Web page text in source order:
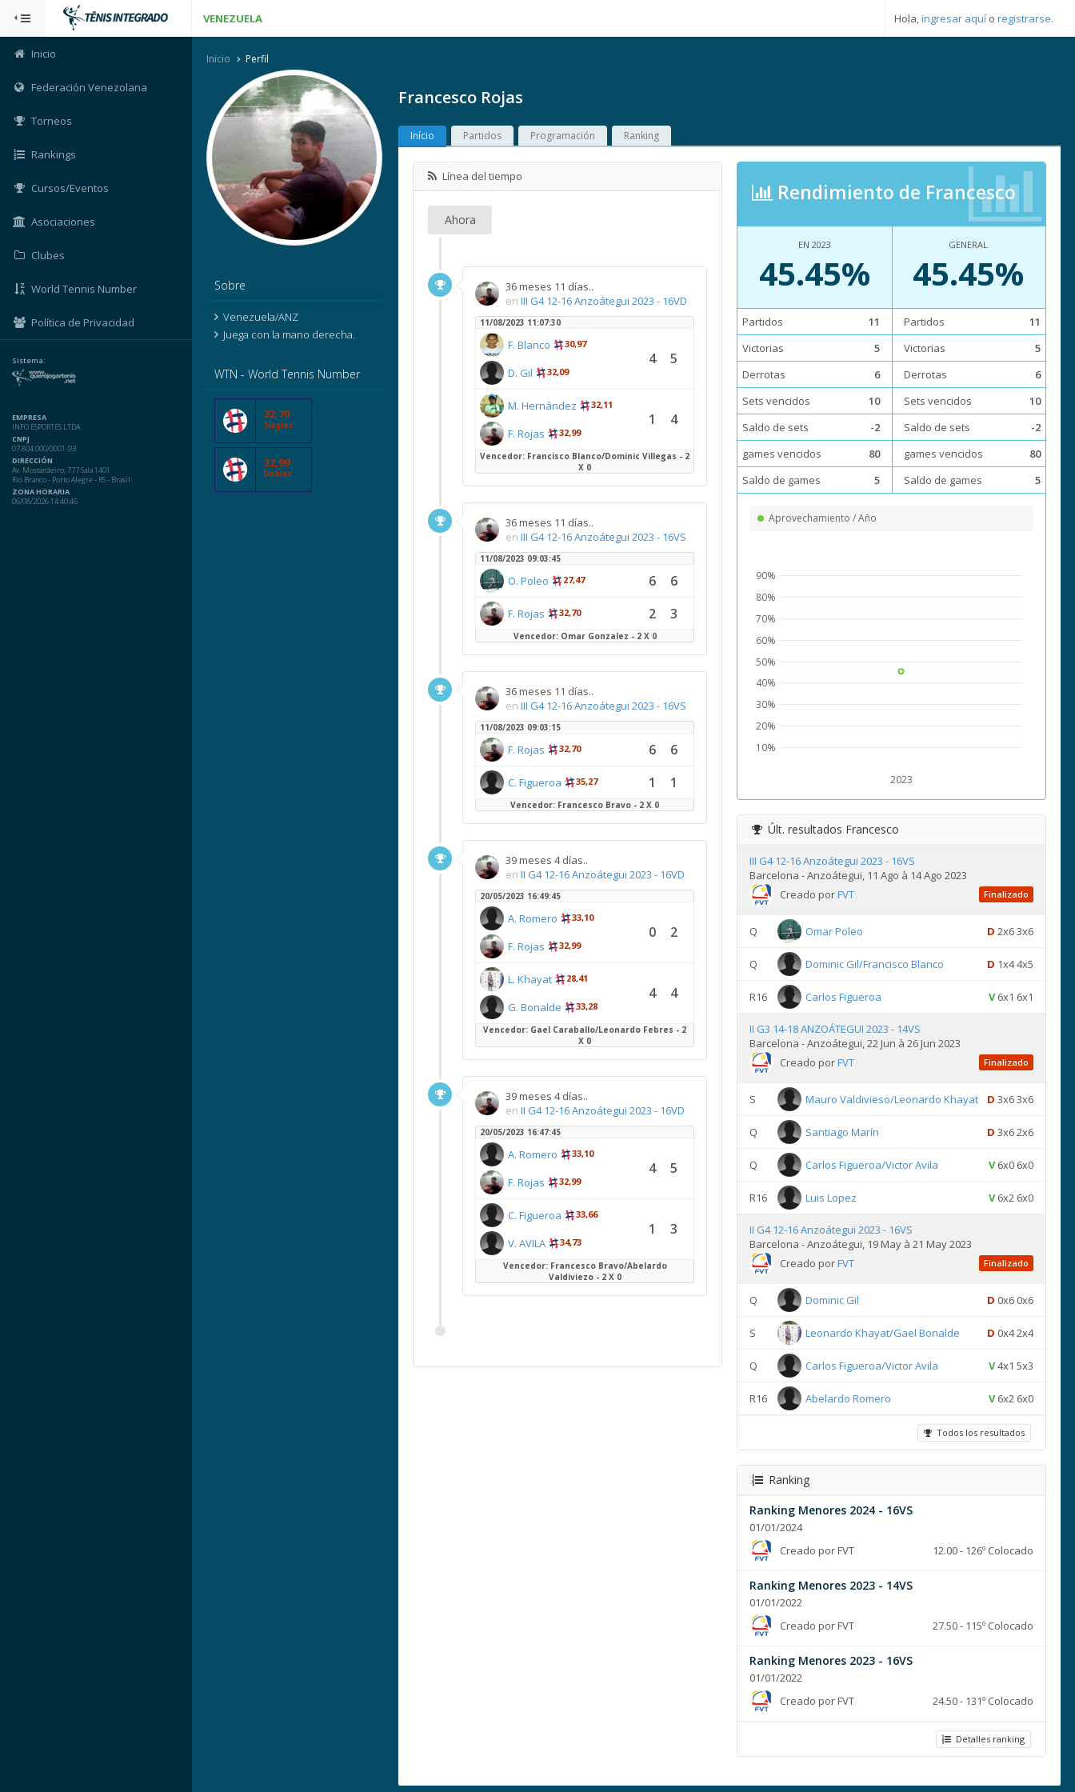
VENEZUELA Hola,ingresar aquí o registrarse.
Inicio
Federación Venezolana
Torneos
Rankings
Cursos/Eventos
Asociaciones
Clubes
World Tennis Number
Política de Privacidad
Sistema:
EMPRESA
INFO ESPORTES LTDA
CNPJ
07.804.000/0001-93
DIRECCIÓN
Av. Mostardeiro, 777 Sala 1401
Rio Branco - Porto Alegre - RS - Brasil
ZONA HORARIA
06/08/2026 14:40:46
Inicio Perfil
Francesco Rojas
Sobre
Venezuela/ANZ
Juega con la mano derecha.
WTN - World Tennis Number
32,70
Singles
32,99
Dobles
Início Partidos Programación Ranking
Línea del tiempo
Ahora
36 meses 11 días..
en III G4 12-16 Anzoátegui 2023 - 16VD
11/08/2023 11:07:30
F. Blanco 30,97
D. Gil 32,09
4 5
M. Hernández 32,11
F. Rojas 32,99
1 4
Vencedor: Francisco Blanco/Dominic Villegas - 2
X 0
36 meses 11 días..
en III G4 12-16 Anzoátegui 2023 - 16VS
11/08/2023 09:03:45
O. Poleo 27,47 6 6
F. Rojas 32,70 2 3
Vencedor: Omar Gonzalez - 2 X 0
36 meses 11 días..
en III G4 12-16 Anzoátegui 2023 - 16VS
11/08/2023 09:03:15
F. Rojas 32,70 6 6
C. Figueroa 35,27 1 1
Vencedor: Francesco Bravo - 2 X 0
39 meses 4 días..
en II G4 12-16 Anzoátegui 2023 - 16VD
20/05/2023 16:49:45
A. Romero 33,10
F. Rojas 32,99
0 2
L. Khayat 28,41
G. Bonalde 33,28
4 4
Vencedor: Gael Caraballo/Leonardo Febres - 2
X 0
39 meses 4 días..
en II G4 12-16 Anzoátegui 2023 - 16VD
20/05/2023 16:47:45
A. Romero 33,10
F. Rojas 32,99
4 5
C. Figueroa 33,66
V. AVILA 34,73
1 3
Vencedor: Francesco Bravo/Abelardo
Valdiviezo - 2 X 0
Rendimiento de Francesco
EN 2023
45.45%
Partidos
11
Victorias
5
Derrotas
6
Sets vencidos
10
Saldo de sets
-2
games vencidos
80
Saldo de games
5
GENERAL
45.45%
Partidos
11
Victorias
5
Derrotas
6
Sets vencidos
10
Saldo de sets
-2
games vencidos
80
Saldo de games
5
Aprovechamiento / Año
2023
10%
20%
30%
40%
50%
60%
70%
80%
90%
Últ. resultados Francesco
III G4 12-16 Anzoátegui 2023 - 16VS
Barcelona - Anzoátegui, 11 Ago à 14 Ago 2023
Creado porFVT Finalizado
Q Omar Poleo D 2x6 3x6
Q Dominic Gil/Francisco Blanco D 1x4 4x5
R16 Carlos Figueroa V6x1 6x1
II G3 14-18 ANZOÁTEGUI 2023 - 14VS
Barcelona - Anzoátegui, 22 Jun à 26 Jun 2023
Creado porFVT Finalizado
S Mauro Valdivieso/Leonardo Khayat D 3x6 3x6
Q Santiago Marín D 3x6 2x6
Q Carlos Figueroa/Victor Avila V6x0 6x0
R16 Luis Lopez V6x2 6x0
II G4 12-16 Anzoátegui 2023 - 16VS
Barcelona - Anzoátegui, 19 May à 21 May 2023
Creado porFVT Finalizado
Q Dominic Gil D 0x6 0x6
S Leonardo Khayat/Gael Bonalde D 0x4 2x4
Q Carlos Figueroa/Victor Avila V4x1 5x3
R16 Abelardo Romero V6x2 6x0
Todos los resultados
Ranking
Ranking Menores 2024 - 16VS
01/01/2024
Creado por FVT
12.00 - 126º Colocado
Ranking Menores 2023 - 14VS
01/01/2022
Creado por FVT
27.50 - 115º Colocado
Ranking Menores 2023 - 16VS
01/01/2022
Creado por FVT
24.50 - 131º Colocado
Detalles ranking